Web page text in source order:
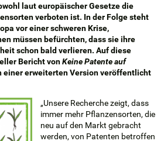
laut europäischer Gesetze die
verboten ist. In der Folge steht
vor einer schweren Krise,
müssen befürchten, dass sie ihre
schon bald verlieren. Auf diese
Bericht vonKeine Patente auf
einer erweiterten Version veröffentlicht
„Unsere Recherche zeigt, dass
immer mehr Pflanzensorten, die
neu auf den Markt gebracht
werden, von Patenten betroffen